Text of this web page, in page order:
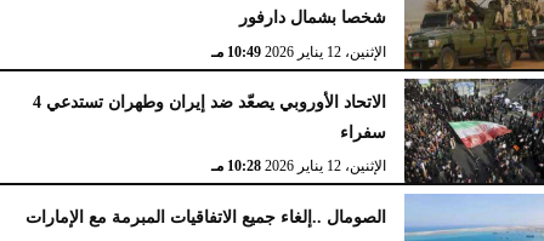
شخصا بشمال دارفور
الإثنين، 12 يناير 2026 10:49 مـ
الاتحاد الأوروبي يصعّد ضد إيران وطهران تستدعي 4
سفراء
الإثنين، 12 يناير 2026 10:28 مـ
الصومال ..إلغاء جميع الاتفاقيات المبرمة مع الإمارات